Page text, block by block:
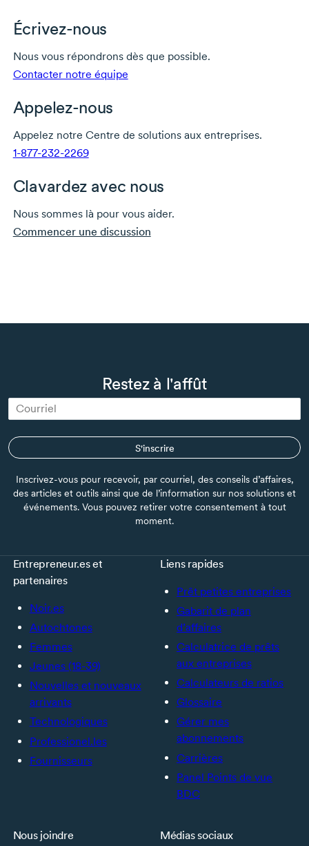
Écrivez-nous
Nous vous répondrons dès que possible.
Contacter notre équipe
Appelez-nous
Appelez notre Centre de solutions aux entreprises.
1-877-232-2269
Clavardez avec nous
Nous sommes là pour vous aider.
Commencer une discussion
Restez à l'affût
S'inscrire
Inscrivez-vous pour recevoir, par courriel, des conseils d’affaires,
des articles et outils ainsi que de l’information sur nos solutions et
événements. Vous pouvez retirer votre consentement à tout
moment.
Entrepreneur.es et
partenaires
Noir.es
Autochtones
Femmes
Jeunes (18-39)
Nouvelles et nouveaux
arrivants
Technologiques
Professionel.les
Fournisseurs
Liens rapides
Prêt petites entreprises
Gabarit de plan
d’affaires
Calculatrice de prêts
aux entreprises
Calculateurs de ratios
Glossaire
Gérer mes
abonnements
Carrières
Panel Points de vue
BDC
Nous joindre Médias sociaux